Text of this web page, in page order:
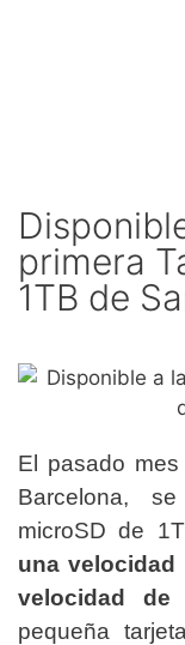
primera
1TB de
El pasado
Barcelona,
microSD de
una velocidad
velocidad
pequeña